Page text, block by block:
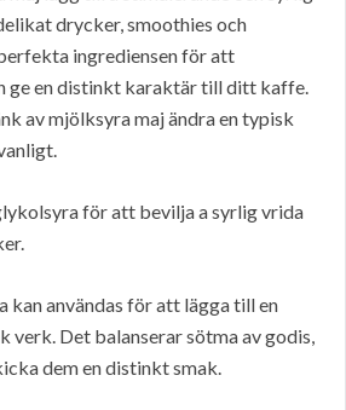
drycker, smoothies och
ingrediensen för att
ge en distinkt karaktär till ditt kaffe.
av mjölksyra maj ändra en typisk
för att bevilja a syrlig vrida
kan användas för att lägga till en
verk. Det balanserar sötma av godis,
dem en distinkt smak.